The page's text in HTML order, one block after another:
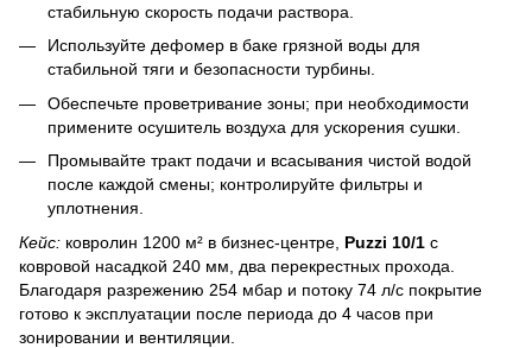
стабильную скорость подачи раствора.
Используйте дефомер в баке грязной воды для
стабильной тяги и безопасности турбины.
Обеспечьте проветривание зоны; при необходимости
примените осушитель воздуха для ускорения сушки.
Промывайте тракт подачи и всасывания чистой водой
после каждой смены; контролируйте фильтры и
уплотнения.
Кейс: ковролин 1200 м² в бизнес-центре, Puzzi 10/1 с
ковровой насадкой 240 мм, два перекрестных прохода.
Благодаря разрежению 254 мбар и потоку 74 л/с покрытие
готово к эксплуатации после периода до 4 часов при
зонировании и вентиляции.